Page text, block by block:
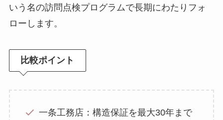
いう名の訪問点検プログラムで長期にわたりフォ
ローします。
比較ポイント
一条工務店：構造保証を最大30年まで